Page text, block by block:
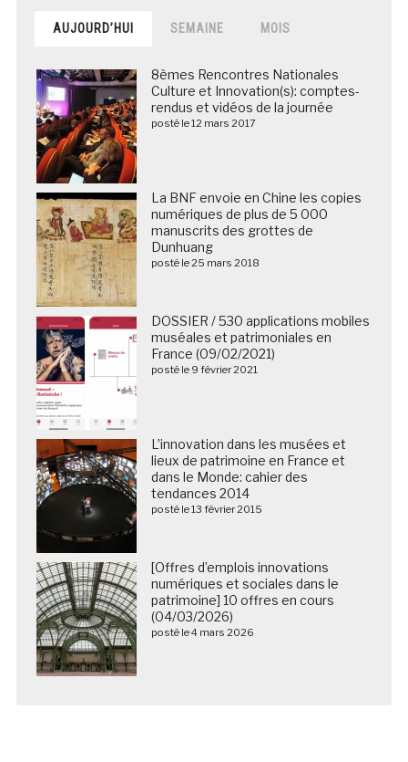
AUJOURD’HUI SEMAINE MOIS
8èmes Rencontres Nationales
Culture et Innovation(s): comptes-
rendus et vidéos de la journée
posté le 12 mars 2017
La BNF envoie en Chine les copies
numériques de plus de 5 000
manuscrits des grottes de
Dunhuang
posté le 25 mars 2018
DOSSIER / 530 applications mobiles
muséales et patrimoniales en
France (09/02/2021)
posté le 9 février 2021
L’innovation dans les musées et
lieux de patrimoine en France et
dans le Monde: cahier des
tendances 2014
posté le 13 février 2015
[Offres d’emplois innovations
numériques et sociales dans le
patrimoine] 10 offres en cours
(04/03/2026)
posté le 4 mars 2026